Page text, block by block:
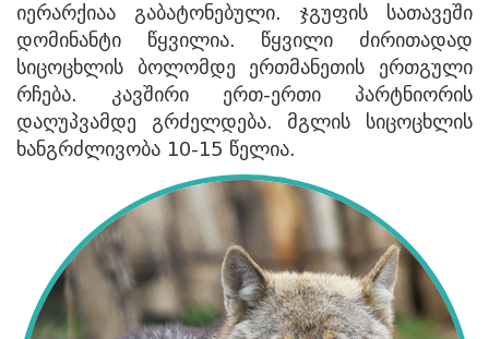
იერარქიაა გაბატონებული. ჯგუფის სათავეში
დომინანტი წყვილია. წყვილი ძირითადად
სიცოცხლის ბოლომდე ერთმანეთის ერთგული
რჩება. კავშირი ერთ-ერთი პარტნიორის
დაღუპვამდე გრძელდება. მგლის სიცოცხლის
ხანგრძლივობა 10-15 წელია.